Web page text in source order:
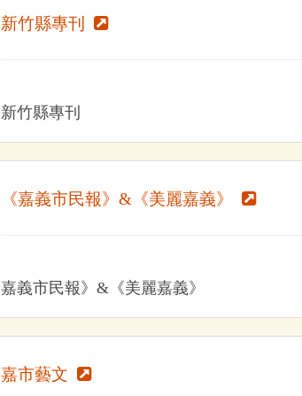
新竹縣專刊
新竹縣專刊
《嘉義市民報》&《美麗嘉義》
嘉義市民報》&《美麗嘉義》
嘉市藝文